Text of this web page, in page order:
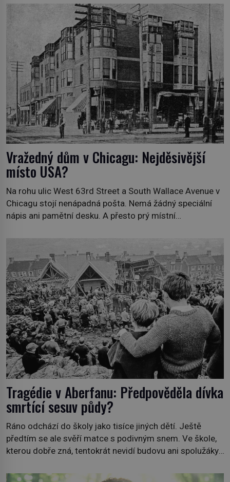
dávných legendách. Je tichomořský Dračí trojúhelník
skutečně prokletým místem, nebo se zde jen
nebezpečná příroda proměnila v jednu z
nejpůsobivějších námořních záhad? […]
Vražedný dům v Chicagu: Nejděsivější
místo USA?
Na rohu ulic West 63rd Street a South Wallace Avenue v
Chicagu stojí nenápadná pošta. Nemá žádný speciální
nápis ani pamětní desku. A přesto prý místní
sídlil sériový vrah H. H. Holmes a také nejpropracovanější
past na lidi v dějinách americké kriminalistiky. Herman
Webster Mudgett (1861–1896) přijíždí […]
Tragédie v Aberfanu: Předpověděla dívka
smrtící sesuv půdy?
Ráno odchází do školy jako tisíce jiných dětí. Ještě
předtím se ale svěří matce s podivným snem. Ve škole,
kterou dobře zná, tentokrát nevidí budovu ani spolužáky.
později je mrtvá. Mohla devítiletá Zahlédla vlastní